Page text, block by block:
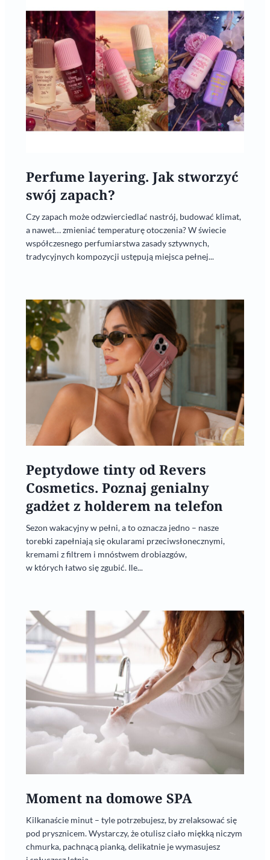
Perfume layering. Jak stworzyć
swój zapach?
Czy zapach może odzwierciedlać nastrój, budować klimat,
a nawet… zmieniać temperaturę otoczenia? W świecie
współczesnego perfumiarstwa zasady sztywnych,
tradycyjnych kompozycji ustępują miejsca pełnej...
Peptydowe tinty od Revers
Cosmetics. Poznaj genialny
gadżet z holderem na telefon
Sezon wakacyjny w pełni, a to oznacza jedno – nasze
torebki zapełniają się okularami przeciwsłonecznymi,
kremami z filtrem i mnóstwem drobiazgów,
w których łatwo się zgubić. Ile...
Moment na domowe SPA
Kilkanaście minut – tyle potrzebujesz, by zrelaksować się
pod prysznicem. Wystarczy, że otulisz ciało miękką niczym
chmurka, pachnącą pianką, delikatnie je wymasujesz